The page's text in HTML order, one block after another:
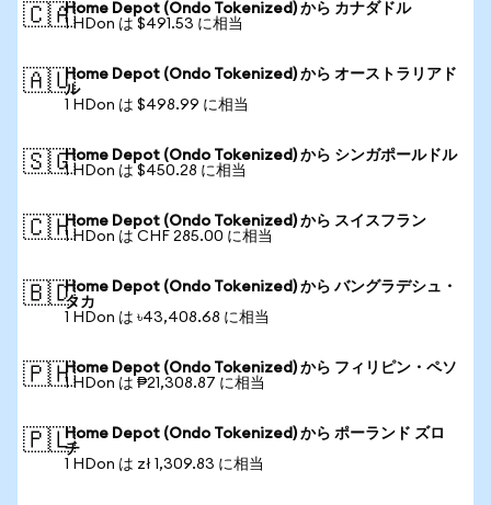
🇨🇦Home Depot (Ondo Tokenized) から カナダドル
1 HDon は $491.53 に相当
🇦🇺Home Depot (Ondo Tokenized) から オーストラリアド
ル
1 HDon は $498.99 に相当
🇸🇬Home Depot (Ondo Tokenized) から シンガポールドル
1 HDon は $450.28 に相当
🇨🇭Home Depot (Ondo Tokenized) から スイスフラン
1 HDon は CHF 285.00 に相当
🇧🇩Home Depot (Ondo Tokenized) から バングラデシュ・
タカ
1 HDon は ৳43,408.68 に相当
🇵🇭Home Depot (Ondo Tokenized) から フィリピン・ペソ
1 HDon は ₱21,308.87 に相当
🇵🇱Home Depot (Ondo Tokenized) から ポーランド ズロ
チ
1 HDon は zł 1,309.83 に相当